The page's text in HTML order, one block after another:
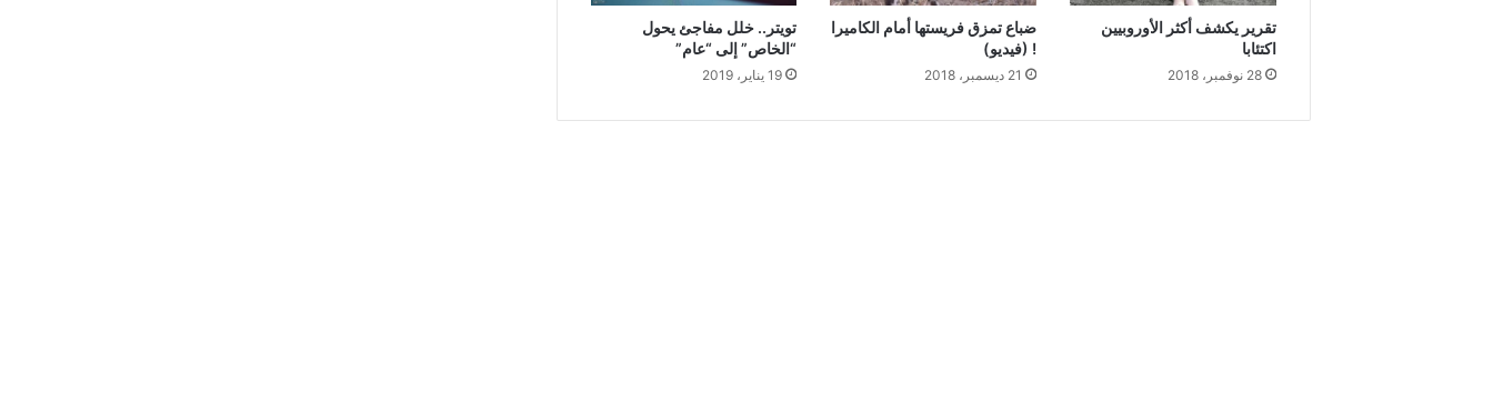
تقرير يكشف أكثر الأوروبيين
اكتئابا
28 نوفمبر، 2018
ضباع تمزق فريستها أمام الكاميرا
! (فيديو)
21 ديسمبر، 2018
تويتر.. خلل مفاجئ يحول
“الخاص” إلى “عام”
19 يناير، 2019